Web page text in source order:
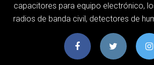
capacitores para equipo electrónico,
radios de banda civil, detectores de